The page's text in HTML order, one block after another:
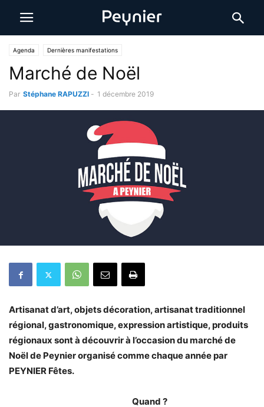
Agenda Dernières manifestations
Marché de Noël
Par Stéphane RAPUZZI - 1 décembre 2019
Artisanat d’art, objets décoration, artisanat traditionnel
régional, gastronomique, expression artistique, produits
régionaux sont à découvrir à l’occasion du marché de
Noël de Peynier organisé comme chaque année par
PEYNIER Fêtes.
Quand ?